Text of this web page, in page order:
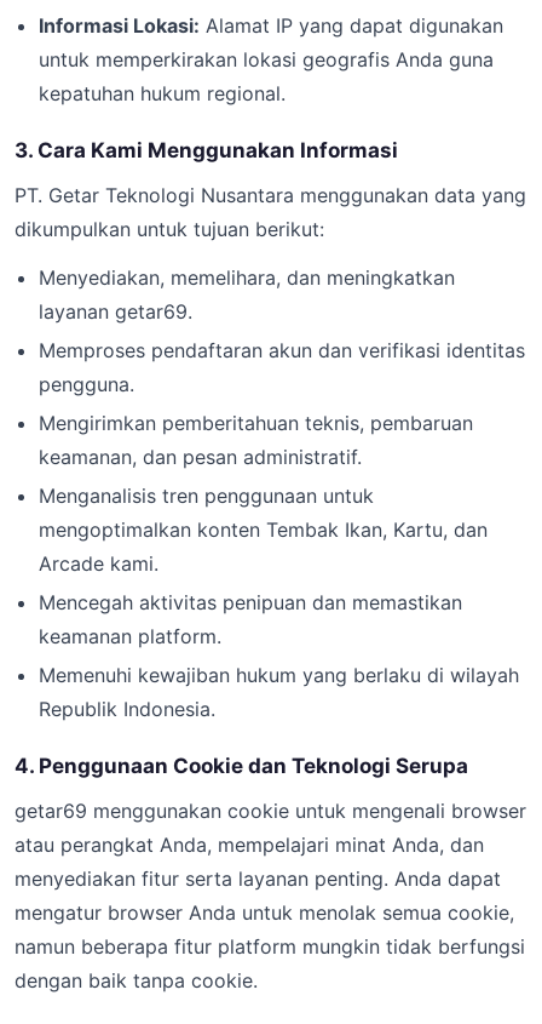
Informasi Lokasi: Alamat IP yang dapat digunakan
untuk memperkirakan lokasi geografis Anda guna
kepatuhan hukum regional.
3. Cara Kami Menggunakan Informasi
PT. Getar Teknologi Nusantara menggunakan data yang
dikumpulkan untuk tujuan berikut:
Menyediakan, memelihara, dan meningkatkan
layanan getar69.
Memproses pendaftaran akun dan verifikasi identitas
pengguna.
Mengirimkan pemberitahuan teknis, pembaruan
keamanan, dan pesan administratif.
Menganalisis tren penggunaan untuk
mengoptimalkan konten Tembak Ikan, Kartu, dan
Arcade kami.
Mencegah aktivitas penipuan dan memastikan
keamanan platform.
Memenuhi kewajiban hukum yang berlaku di wilayah
Republik Indonesia.
4. Penggunaan Cookie dan Teknologi Serupa
getar69 menggunakan cookie untuk mengenali browser
atau perangkat Anda, mempelajari minat Anda, dan
menyediakan fitur serta layanan penting. Anda dapat
mengatur browser Anda untuk menolak semua cookie,
namun beberapa fitur platform mungkin tidak berfungsi
dengan baik tanpa cookie.